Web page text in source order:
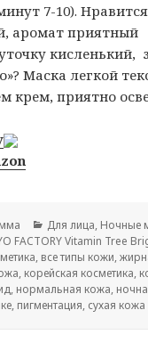
7-10).
аромат приятный
кисленький,
Маска легкой
крем, приятно
Рубрики
Для лица, Ночные
FACTORY Vitamin Tree
, все типы кожи,
, корейская косметика,
, нормальная кожа,
, пигментация, сухая кожа